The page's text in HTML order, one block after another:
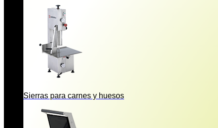
Sierras para carnes y huesos